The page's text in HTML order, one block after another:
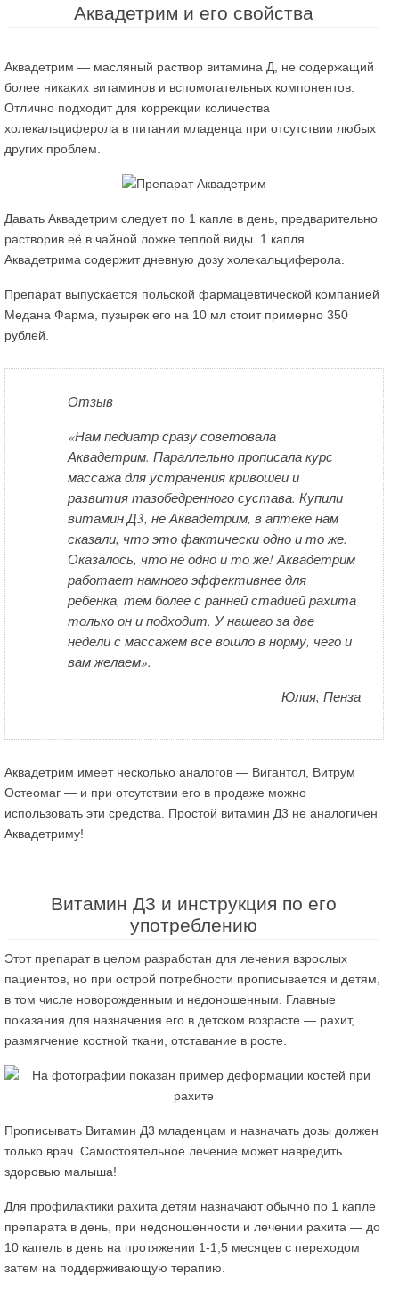
Аквадетрим и его свойства
Аквадетрим — масляный раствор витамина Д, не содержащий
более никаких витаминов и вспомогательных компонентов.
Отлично подходит для коррекции количества
холекальциферола в питании младенца при отсутствии любых
других проблем.
Давать Аквадетрим следует по 1 капле в день, предварительно
растворив её в чайной ложке теплой виды. 1 капля
Аквадетрима содержит дневную дозу холекальциферола.
Препарат выпускается польской фармацевтической компанией
Медана Фарма, пузырек его на 10 мл стоит примерно 350
рублей.
Отзыв
«Нам педиатр сразу советовала
Аквадетрим. Параллельно прописала курс
массажа для устранения кривошеи и
развития тазобедренного сустава. Купили
витамин Д3, не Аквадетрим, в аптеке нам
сказали, что это фактически одно и то же.
Оказалось, что не одно и то же! Аквадетрим
работает намного эффективнее для
ребенка, тем более с ранней стадией рахита
только он и подходит. У нашего за две
недели с массажем все вошло в норму, чего и
вам желаем».
Юлия, Пенза
Аквадетрим имеет несколько аналогов — Вигантол, Витрум
Остеомаг — и при отсутствии его в продаже можно
использовать эти средства. Простой витамин Д3 не аналогичен
Аквадетриму!
Витамин Д3 и инструкция по его
употреблению
Этот препарат в целом разработан для лечения взрослых
пациентов, но при острой потребности прописывается и детям,
в том числе новорожденным и недоношенным. Главные
показания для назначения его в детском возрасте — рахит,
размягчение костной ткани, отставание в росте.
Прописывать Витамин Д3 младенцам и назначать дозы должен
только врач. Самостоятельное лечение может навредить
здоровью малыша!
Для профилактики рахита детям назначают обычно по 1 капле
препарата в день, при недоношенности и лечении рахита — до
10 капель в день на протяжении 1-1,5 месяцев с переходом
затем на поддерживающую терапию.